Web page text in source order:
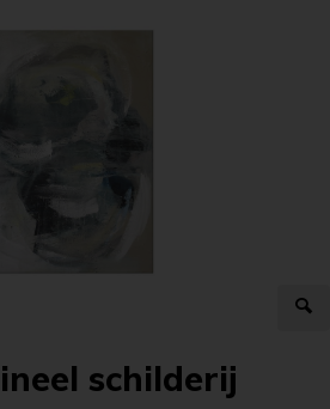
schilderij